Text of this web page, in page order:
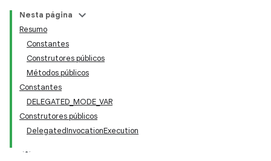
Nesta página
Resumo
Constantes
Construtores públicos
Métodos públicos
Constantes
DELEGATED_MODE_VAR
Construtores públicos
DelegatedInvocationExecution